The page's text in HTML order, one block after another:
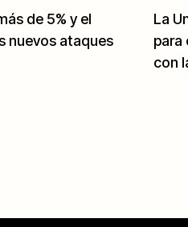
de 5% y el
nuevos ataques
La
para
con